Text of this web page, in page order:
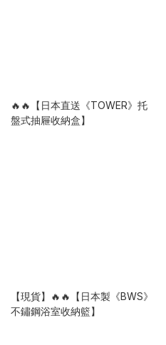
🔥🔥【日本直送《TOWER》托
盤式抽屜收納盒】
【現貨】🔥🔥【日本製《BWS》
不鏽鋼浴室收納籃】